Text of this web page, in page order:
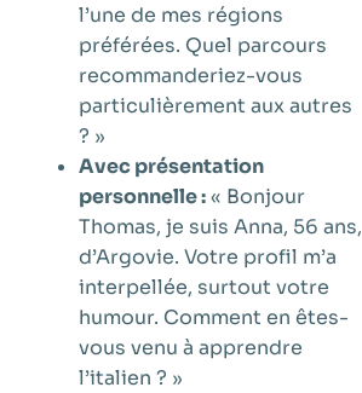
l’une de mes régions
préférées. Quel parcours
recommanderiez-vous
particulièrement aux autres
? »
Avec présentation
personnelle :« Bonjour
Thomas, je suis Anna, 56 ans,
d’Argovie. Votre profil m’a
interpellée, surtout votre
humour. Comment en êtes-
vous venu à apprendre
l’italien ? »